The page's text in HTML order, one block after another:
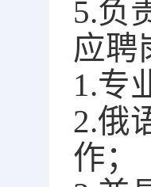
5.负
应聘
1.专
2.俄
作；